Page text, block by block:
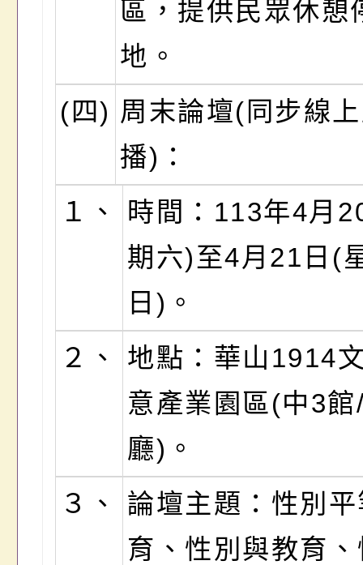
區，提供民眾休憩
地。
(四) 周末論壇(同步線
播)：
１、
時間：113年4月
期六)至4月21日(
日)。
２、
地點：華山1914
意產業園區(中3
廳)。
３、
論壇主題：性別
育、性別與教育